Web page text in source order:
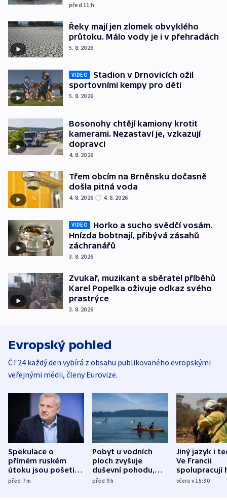
před 11 h
Řeky mají jen zlomek obvyklého
průtoku. Málo vody je i v přehradách
5. 8. 2026
VIDEO
Stadion v Drnovicích ožil
sportovními kempy pro děti
5. 8. 2026
Bosonohy chtějí kamiony krotit
kamerami. Nezastaví je, vzkazují
dopravci
4. 8. 2026
Třem obcím na Brněnsku dočasně
došla pitná voda
4. 8. 2026 4. 8. 2026
VIDEO
Horko a sucho svědčí vosám.
Hnízda bobtnají, přibývá zásahů
záchranářů
3. 8. 2026
Zvukař, muzikant a sběratel příběhů
Karel Popelka oživuje odkaz svého
prastrýce
3. 8. 2026
Evropský pohled
ČT24 každý den vybírá z obsahu publikovaného evropskými
veřejnými médii, členy Eurovize.
Spekulace o
přímém ruském
útoku jsou pošetilé,
míní estonský
před 7m
Pobyt u vodních
ploch zvyšuje
duševní pohodu,
ukázala
před 9h
Jiný jazyk i
Ve Francii
spolupracují
různých zemí
včera v 15:30